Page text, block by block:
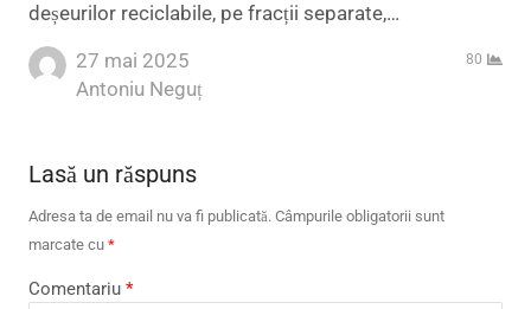
deșeurilor reciclabile, pe fracții separate,…
27 mai 2025
Author
Antoniu Neguț
80
Lasă un răspuns
Adresa ta de email nu va fi publicată. Câmpurile obligatorii sunt
marcate cu *
Comentariu *